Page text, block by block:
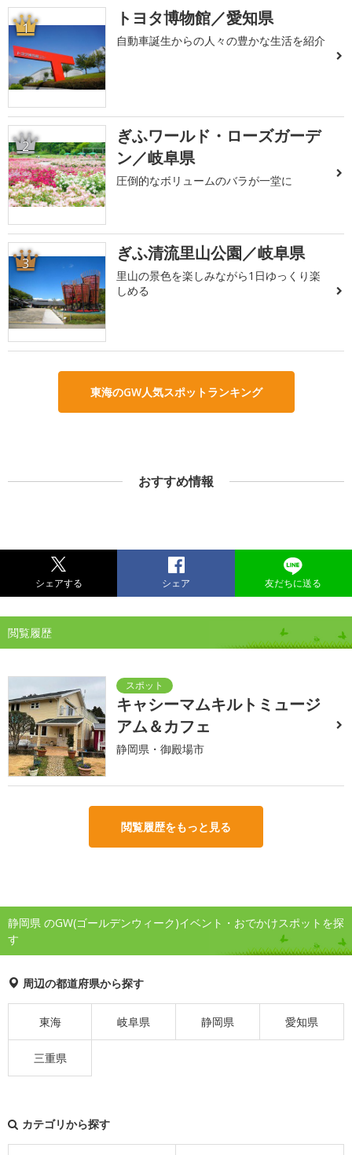
1 トヨタ博物館／愛知県
自動車誕生からの人々の豊かな生活を紹介
2
ぎふワールド・ローズガーデ
ン／岐阜県
圧倒的なボリュームのバラが一堂に
3 ぎふ清流里山公園／岐阜県
里山の景色を楽しみながら1日ゆっくり楽
しめる
東海のGW人気スポットランキング
おすすめ情報
シェアする シェア 友だちに送る
閲覧履歴
キャシーマムキルトミュージ
アム＆カフェ
静岡県・御殿場市
閲覧履歴をもっと見る
静岡県 のGW(ゴールデンウィーク)イベント・おでかけスポットを探
す
周辺の都道府県から探す
東海 岐阜県 静岡県 愛知県
三重県
カテゴリから探す